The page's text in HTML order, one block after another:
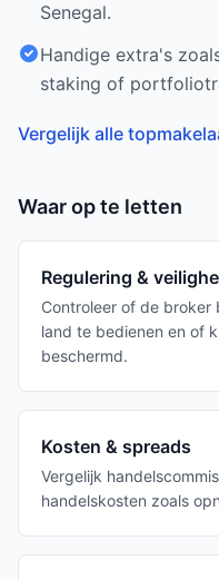
Senegal.
Handige extra's
staking of
Vergelijk alle
Waar op te letten
Regulering &
Controleer of de broker
land te bedienen en of
beschermd.
Kosten & spreads
Vergelijk
handelskosten zoals